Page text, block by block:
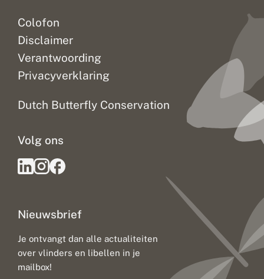
Colofon
Disclaimer
Verantwoording
Privacyverklaring
Dutch Butterfly Conservation
Nieuwsbrief
Je ontvangt dan alle actualiteiten
over vlinders en libellen in je
mailbox!
Volg ons